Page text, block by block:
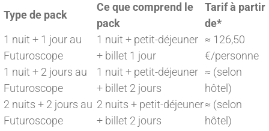
Type de pack
Ce que comprend le
pack
Tarif à partir
de*
1 nuit + 1 jour au
Futuroscope
1 nuit + petit-déjeuner
+ billet 1 jour
≈ 126,50
€/personne
1 nuit + 2 jours au
Futuroscope
1 nuit + petit-déjeuner
+ billet 2 jours
≈ (selon
hôtel)
2 nuits + 2 jours au
Futuroscope
2 nuits + petit-déjeuner
+ billet 2 jours
≈ (selon
hôtel)